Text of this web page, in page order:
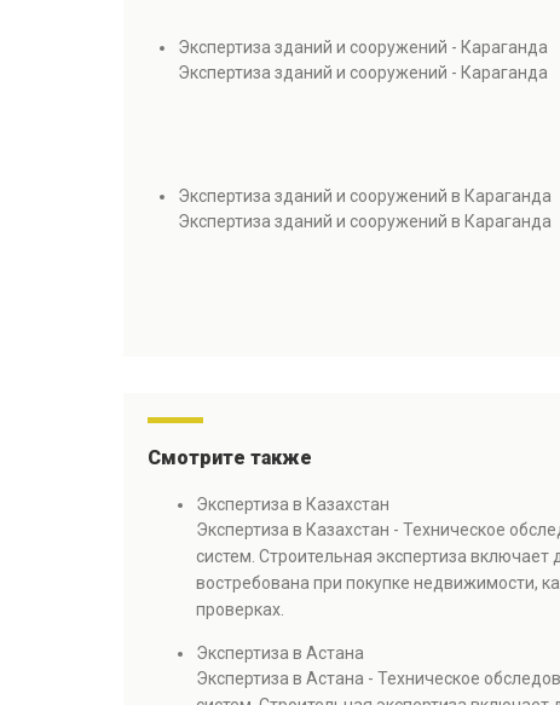
Экспертиза зданий и сооружений - Караганда
Экспертиза зданий и сооружений - Караганда
Экспертиза зданий и сооружений в Караганда
Экспертиза зданий и сооружений в Караганда
Смотрите также
Экспертиза в Казахстан
Экспертиза в Казахстан - Техническое
систем. Строительная экспертиза
востребована при покупке недвижимости,
проверках.
Экспертиза в Астана
Экспертиза в Астана - Техническое